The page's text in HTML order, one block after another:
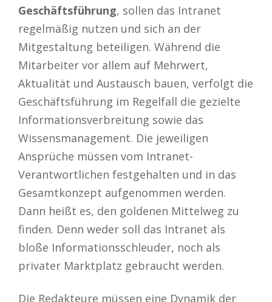
Geschäftsführung, sollen das Intranet
regelmäßig nutzen und sich an der
Mitgestaltung beteiligen. Während die
Mitarbeiter vor allem auf Mehrwert,
Aktualität und Austausch bauen, verfolgt die
Geschäftsführung im Regelfall die gezielte
Informationsverbreitung sowie das
Wissensmanagement. Die jeweiligen
Ansprüche müssen vom Intranet-
Verantwortlichen festgehalten und in das
Gesamtkonzept aufgenommen werden.
Dann heißt es, den goldenen Mittelweg zu
finden. Denn weder soll das Intranet als
bloße Informationsschleuder, noch als
privater Marktplatz gebraucht werden.
Die Redakteure müssen eine Dynamik der